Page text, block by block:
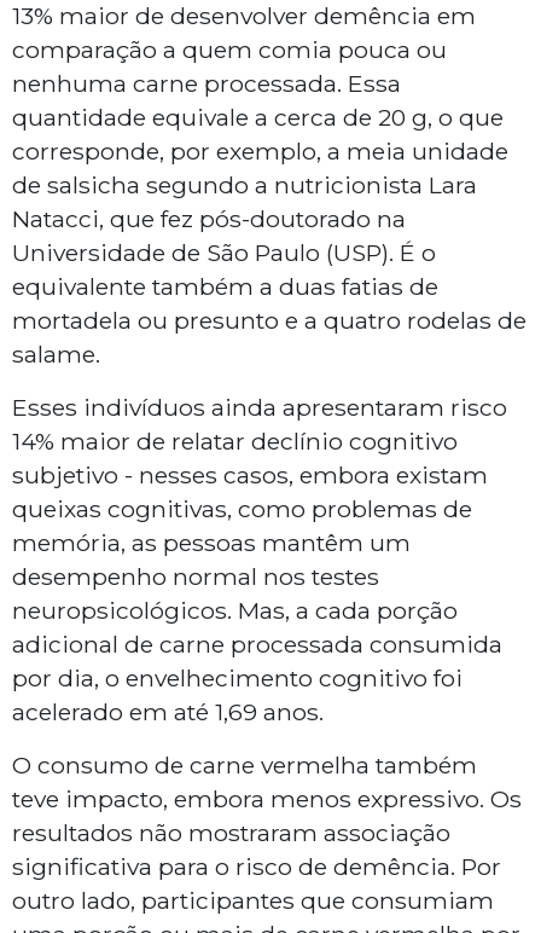
13% maior de desenvolver demência em
comparação a quem comia pouca ou
nenhuma carne processada. Essa
quantidade equivale a cerca de 20 g, o que
corresponde, por exemplo, a meia unidade
de salsicha segundo a nutricionista Lara
Natacci, que fez pós-doutorado na
Universidade de São Paulo (USP). É o
equivalente também a duas fatias de
mortadela ou presunto e a quatro rodelas de
salame.
Esses indivíduos ainda apresentaram risco
14% maior de relatar declínio cognitivo
subjetivo - nesses casos, embora existam
queixas cognitivas, como problemas de
memória, as pessoas mantêm um
desempenho normal nos testes
neuropsicológicos. Mas, a cada porção
adicional de carne processada consumida
por dia, o envelhecimento cognitivo foi
acelerado em até 1,69 anos.
O consumo de carne vermelha também
teve impacto, embora menos expressivo. Os
resultados não mostraram associação
significativa para o risco de demência. Por
outro lado, participantes que consumiam